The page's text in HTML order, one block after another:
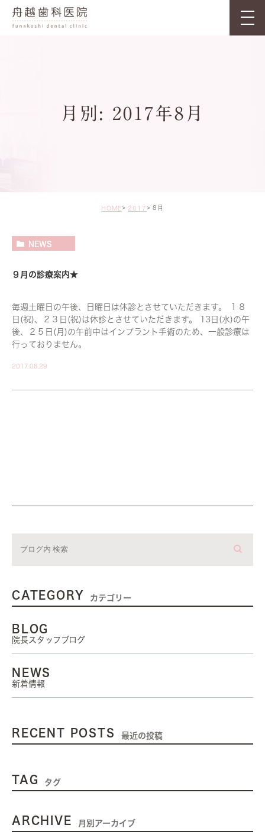
月別: 2017年8月
HOME 2017 8月
NEWS
９月の診療案内★
毎週土曜日の午後、日曜日は休診とさせていただきます。 １８
日(祝)、２３日(祝)は休診とさせていただきます。 13日(水)の午
後、２５日(月)の午前中はインプラント手術のため、一般診療は
行っておりません。
2017.08.29
CATEGORY カテゴリー
BLOG
院長スタッフブログ
NEWS
新着情報
RECENT POSTS 最近の投稿
TAG タグ
ARCHIVE 月別アーカイブ